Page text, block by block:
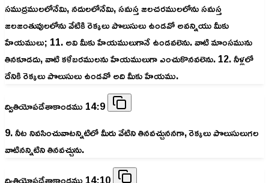
సముద్రములలోనేమి, నదులలోనేమి, సమస్త జలచరములలోను సమస్త
జలజంతువులలోను వేటికి రెక్కలు పొలుసులు ఉండవో అవన్నియు మీకు
హేయములు; 11. అవి మీకు హేయములుగానే ఉండవలెను. వాటి మాంసమును
తినకూడదు, వాటి కళేబరములను హేయములుగా ఎంచుకొనవలెను. 12. నీళ్లలో
దేనికి రెక్కలు పొలుసులు ఉండవో అది మీకు హేయము.
ద్వితియోపదేశాకాండము 14:9
9. నీట నివసించువాటన్నిటిలో మీరు వేటిని తినవచ్చుననగా, రెక్కలు పొలుసులుగల
వాటినన్నిటిని తినవచ్చును.